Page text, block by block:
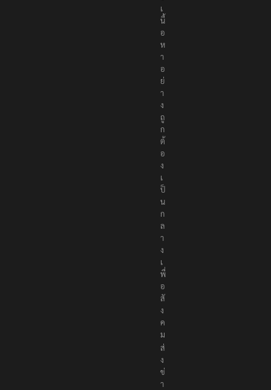
เ
นื้
อ
ห
า
อ
ย่
า
ง
ถู
ก
ต้
อ
ง
เ
ป็
น
ก
ล
า
ง
เ
พื่
อ
สั
ง
ค
ม
ส่
ง
ข่
า